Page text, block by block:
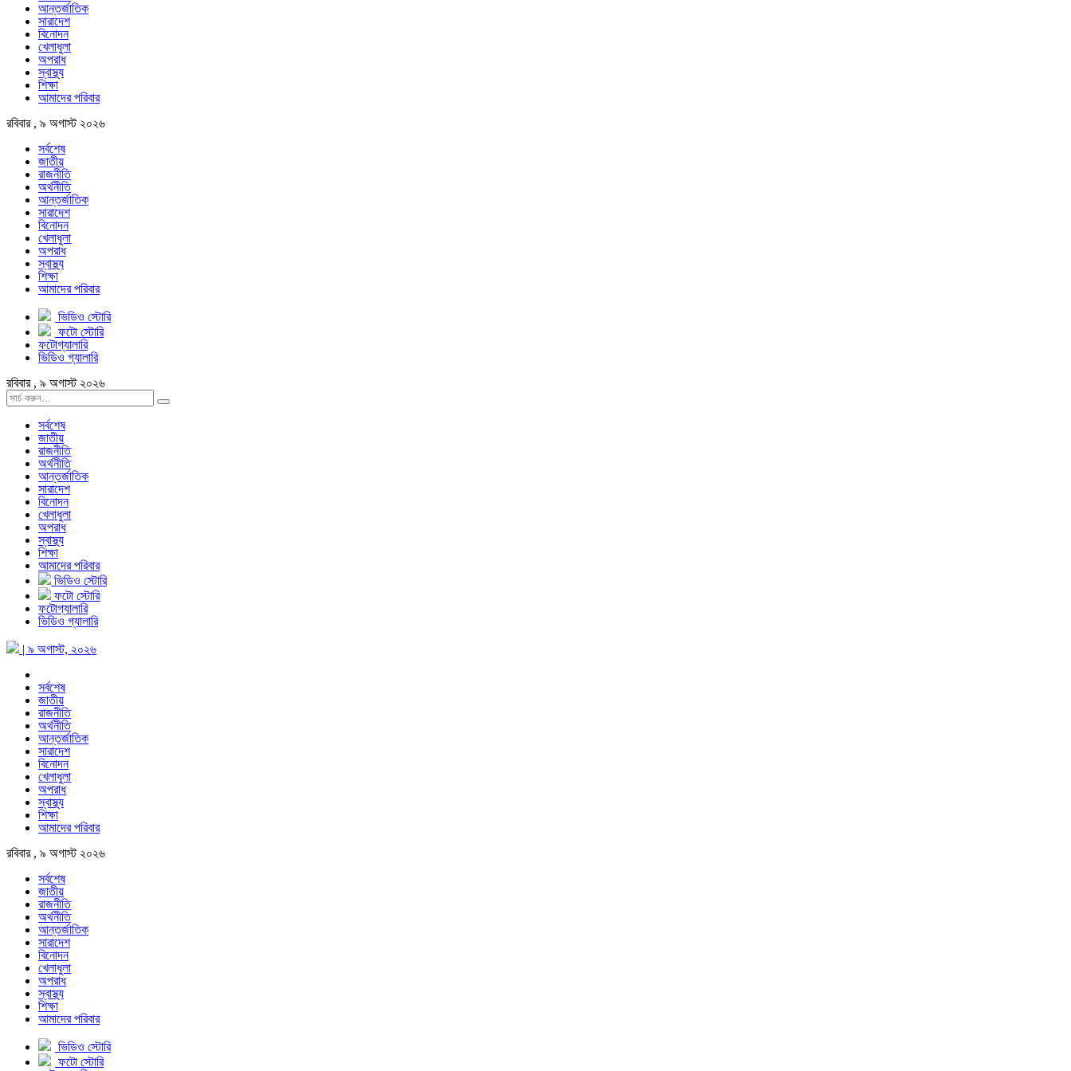
আন্তর্জাতিক
সারাদেশ
বিনোদন
খেলাধুলা
অপরাধ
স্বাস্থ্য
শিক্ষা
আমাদের পরিবার
রবিবার , ৯ অগাস্ট ২০২৬
সর্বশেষ
জাতীয়
রাজনীতি
অর্থনীতি
আন্তর্জাতিক
সারাদেশ
বিনোদন
খেলাধুলা
অপরাধ
স্বাস্থ্য
শিক্ষা
আমাদের পরিবার
ভিডিও স্টোরি
ফটো স্টোরি
ফটোগ্যালারি
ভিডিও গ্যালারি
রবিবার , ৯ অগাস্ট ২০২৬
সর্বশেষ
জাতীয়
রাজনীতি
অর্থনীতি
আন্তর্জাতিক
সারাদেশ
বিনোদন
খেলাধুলা
অপরাধ
স্বাস্থ্য
শিক্ষা
আমাদের পরিবার
ভিডিও স্টোরি
ফটো স্টোরি
ফটোগ্যালারি
ভিডিও গ্যালারি
| ৯ অগাস্ট, ২০২৬
সর্বশেষ
জাতীয়
রাজনীতি
অর্থনীতি
আন্তর্জাতিক
সারাদেশ
বিনোদন
খেলাধুলা
অপরাধ
স্বাস্থ্য
শিক্ষা
আমাদের পরিবার
রবিবার , ৯ অগাস্ট ২০২৬
সর্বশেষ
জাতীয়
রাজনীতি
অর্থনীতি
আন্তর্জাতিক
সারাদেশ
বিনোদন
খেলাধুলা
অপরাধ
স্বাস্থ্য
শিক্ষা
আমাদের পরিবার
ভিডিও স্টোরি
ফটো স্টোরি